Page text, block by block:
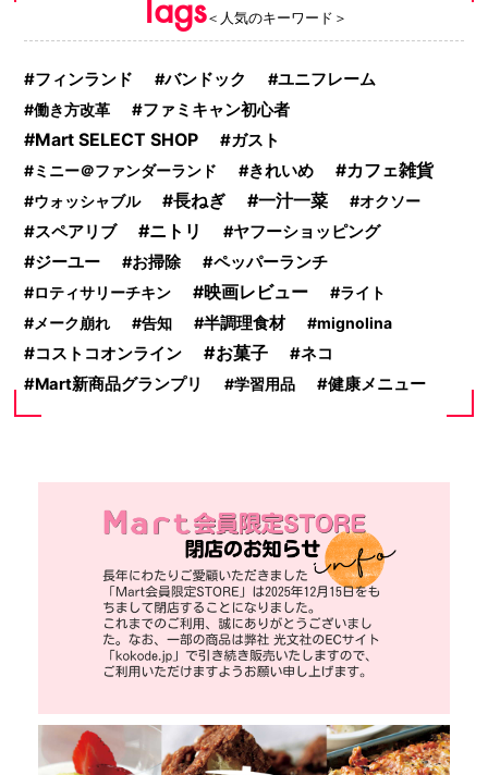
Tags＜人気のキーワード＞
フィンランド バンドック ユニフレーム
働き方改革 ファミキャン初心者
Mart SELECT SHOP ガスト
ミニー＠ファンダーランド きれいめ カフェ雑貨
ウォッシャブル 長ねぎ 一汁一菜 オクソー
スペアリブ ニトリ ヤフーショッピング
ジーユー お掃除 ペッパーランチ
ロティサリーチキン 映画レビュー
ライト
メーク崩れ
告知 半調理食材 mignolina
コストコオンライン お菓子
ネコ
Mart新商品グランプリ
学習用品 健康メニュー